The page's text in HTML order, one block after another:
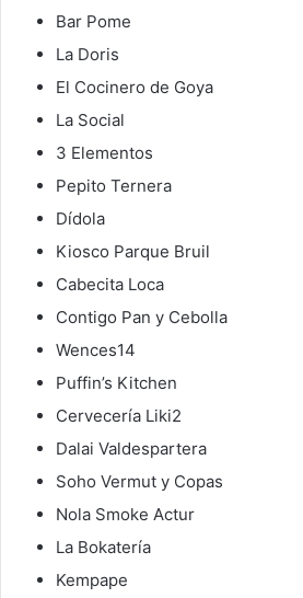
Bar Pome
La Doris
El Cocinero de Goya
La Social
3 Elementos
Pepito Ternera
Dídola
Kiosco Parque Bruil
Cabecita Loca
Contigo Pan y Cebolla
Wences14
Puffin’s Kitchen
Cervecería Liki2
Dalai Valdespartera
Soho Vermut y Copas
Nola Smoke Actur
La Bokatería
Kempape